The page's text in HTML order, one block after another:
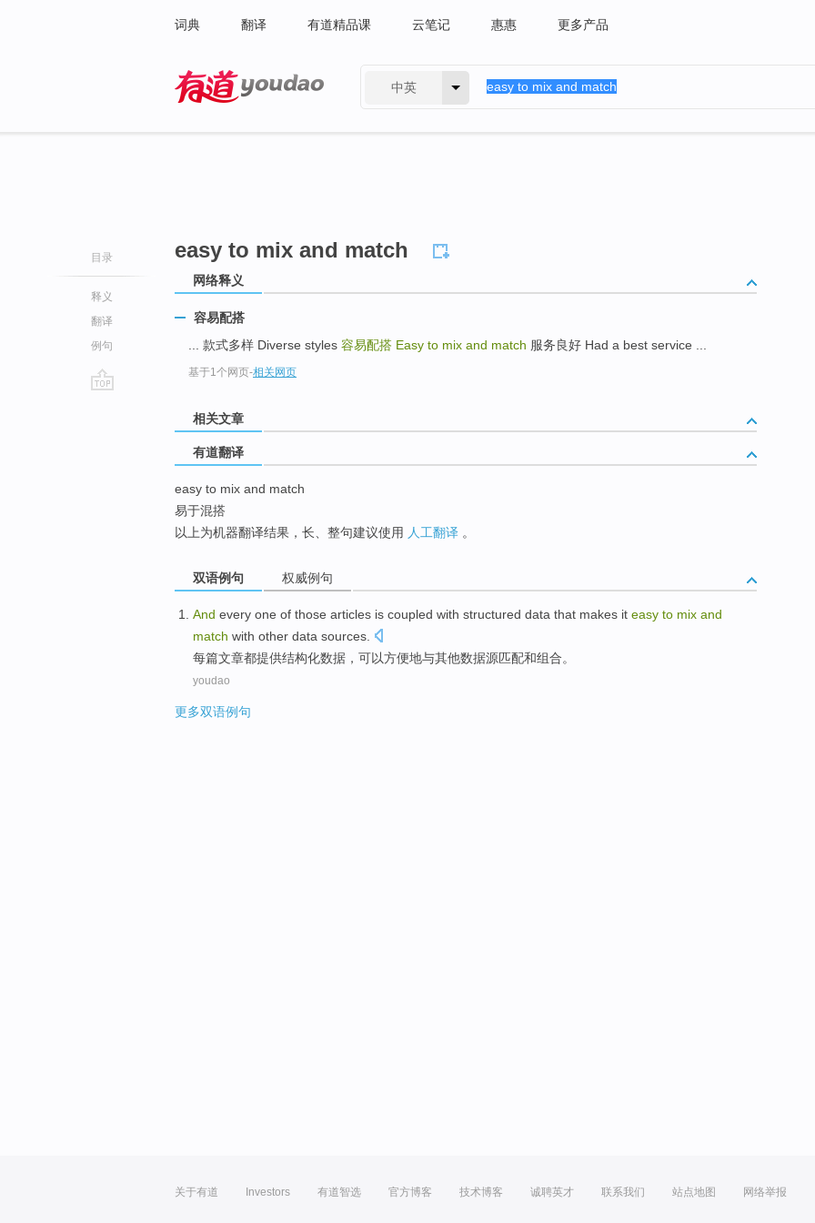
词典 翻译 有道精品课 云笔记 惠惠 更多产品
中英
目录
释义
翻译
例句
easy to mix and match
网络释义
容易配搭
... 款式多样 Diverse styles 容易配搭 Easy to mix and match 服务良好 Had a best service ...
基于1个网页-相关网页
相关文章
有道翻译
easy to mix and match
易于混搭
以上为机器翻译结果，长、整句建议使用 人工翻译 。
双语例句 权威例句
And every one of those articles is coupled with structured data that makes it easy to mix and
match with other data sources
每篇文章都提供结构化数据 ， 可以方便地与其他数据源匹配和组合。
youdao
更多双语例句
关于有道 Investors 有道智选 官方博客 技术博客 诚聘英才 联系我们 站点地图 网络举报